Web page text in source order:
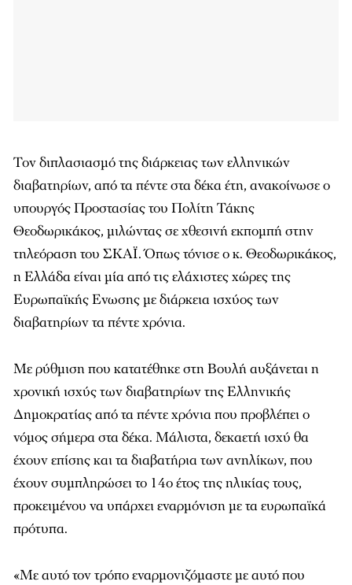
Τον διπλασιασμό της διάρκειας των ελληνικών
διαβατηρίων, από τα πέντε στα δέκα έτη, ανακοίνωσε ο
υπουργός Προστασίας του Πολίτη Τάκης
Θεοδωρικάκος, μιλώντας σε χθεσινή εκπομπή στην
τηλεόραση του ΣΚΑΪ. Όπως τόνισε ο κ. Θεοδωρικάκος,
η Ελλάδα είναι μία από τις ελάχιστες χώρες της
Ευρωπαϊκής Ενωσης με διάρκεια ισχύος των
διαβατηρίων τα πέντε χρόνια.
Με ρύθμιση που κατατέθηκε στη Βουλή αυξάνεται η
χρονική ισχύς των διαβατηρίων της Ελληνικής
Δημοκρατίας από τα πέντε χρόνια που προβλέπει ο
νόμος σήμερα στα δέκα. Μάλιστα, δεκαετή ισχύ θα
έχουν επίσης και τα διαβατήρια των ανηλίκων, που
έχουν συμπληρώσει το 14ο έτος της ηλικίας τους,
προκειμένου να υπάρχει εναρμόνιση με τα ευρωπαϊκά
πρότυπα.
«Με αυτό τον τρόπο εναρμονιζόμαστε με αυτό που